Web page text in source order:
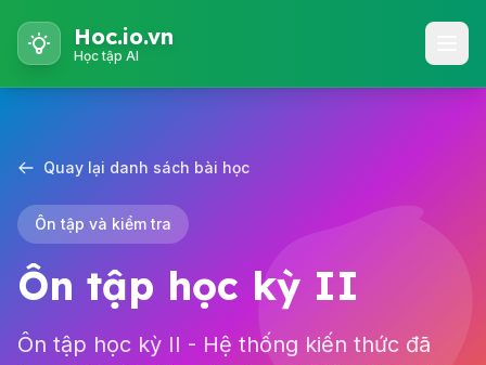
Hoc.io.vn
Học tập AI
Quay lại danh sách bài học
Ôn tập và kiểm tra
Ôn tập học kỳ II
Ôn tập học kỳ II - Hệ thống kiến thức đã